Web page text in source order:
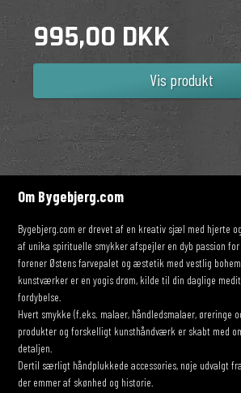
995,00 DKK
Vis produkt
Om Bygebjerg.com
Bygebjerg.com er drevet af en kreativ sjæl med hjerte
af unika spirituelle smykker afspejler en dyb passion
forener Østens farvepalet og æstetik med vestlig
kunstværker er en yogis drøm, kilde til din daglige
fordybelse.
Hvert smykke (f.eks. malaer, håndledsmalaer, øreringe
produkter og forskelligt kunsthåndværk er skabt med
detaljen.
Dertil særligt håndplukkede accessories, nøje udvalgt
der emmer af skønhed og historie.